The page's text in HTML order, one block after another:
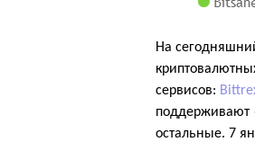
На
сервисов:
поддерживают
остальные. 7